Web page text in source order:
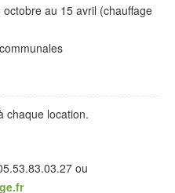
au 15 avril (chauffage
chaque location.
ou